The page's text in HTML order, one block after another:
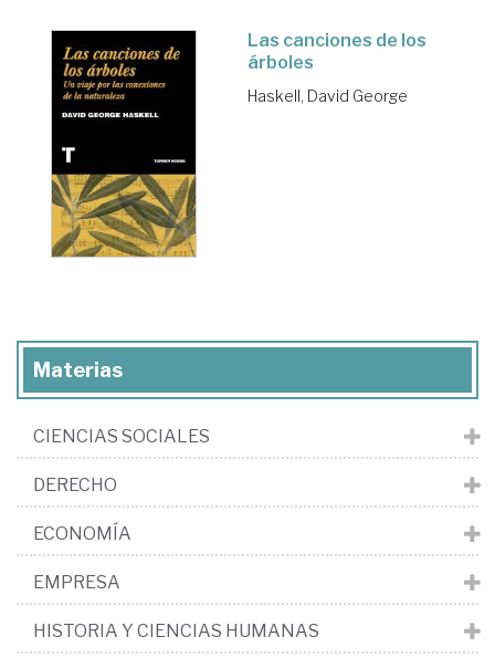
Las canciones de los
árboles
Haskell, David George
Materias
CIENCIAS SOCIALES
DERECHO
ECONOMÍA
EMPRESA
HISTORIA Y CIENCIAS HUMANAS